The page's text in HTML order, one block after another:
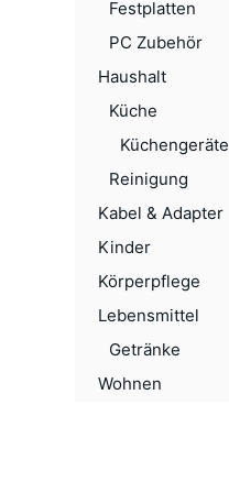
Festplatten
PC Zubehör
Haushalt
Küche
Küchengeräte
Reinigung
Kabel & Adapter
Kinder
Körperpflege
Lebensmittel
Getränke
Wohnen